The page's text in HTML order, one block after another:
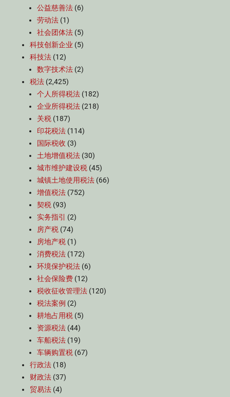
公益慈善法 (6)
劳动法 (1)
社会团体法 (5)
科技创新企业 (5)
科技法 (12)
数字技术法 (2)
税法 (2,425)
个人所得税法 (182)
企业所得税法 (218)
关税 (187)
印花税法 (114)
国际税收 (3)
土地增值税法 (30)
城市维护建设税 (45)
城镇土地使用税法 (66)
增值税法 (752)
契税 (93)
实务指引
(2)
房产税 (74)
房地产税 (1)
消费税法 (172)
环境保护税法 (6)
社会保险费 (12)
税收征收管理法 (120)
税法案例 (2)
耕地占用税 (5)
资源税法 (44)
车船税法 (19)
车辆购置税 (67)
行政法 (18)
财政法 (37)
贸易法 (4)